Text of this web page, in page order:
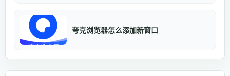
夸克浏览器怎么添加新窗口